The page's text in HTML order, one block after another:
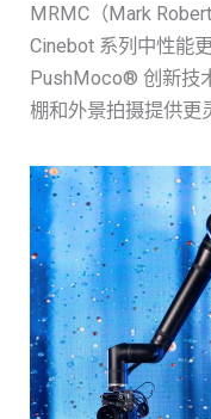
MRMC（Mark
Cinebot 系列中性能
PushMoco® 创新技
棚和外景拍摄提供更